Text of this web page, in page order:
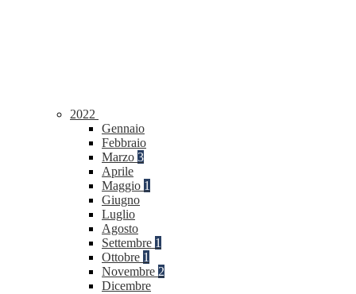
2022
Gennaio
Febbraio
Marzo 3
Aprile
Maggio 1
Giugno
Luglio
Agosto
Settembre 1
Ottobre 1
Novembre 2
Dicembre